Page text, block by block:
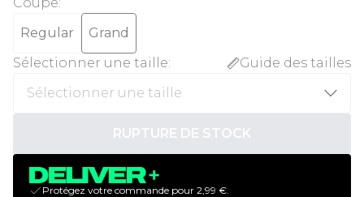
Regular
Grand
Sélectionner une taille: Guide des tailles
RUPTURE DE STOCK
Protégez votre commande pour 2,99 €.